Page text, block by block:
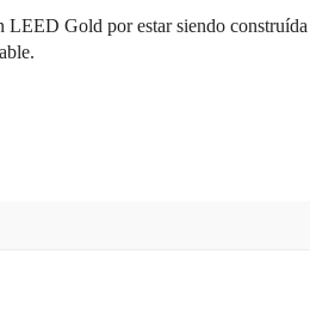
LEED Gold por estar siendo construída